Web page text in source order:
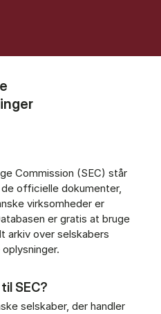
Commission (SEC) står
officielle dokumenter,
virksomheder er
er gratis at bruge
arkiv over selskabers
SEC?
selskaber, der handler